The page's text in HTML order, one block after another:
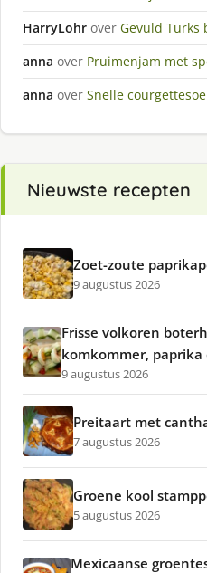
HarryLohr over Gevuld Turks
anna over Pruimenjam met
anna over Snelle
Nieuwste recepten
Zoet-zoute
9 augustus 2026
Frisse volkoren
komkommer, paprika
9 augustus 2026
Preitaart met
7 augustus 2026
Groene kool
5 augustus 2026
Mexicaanse